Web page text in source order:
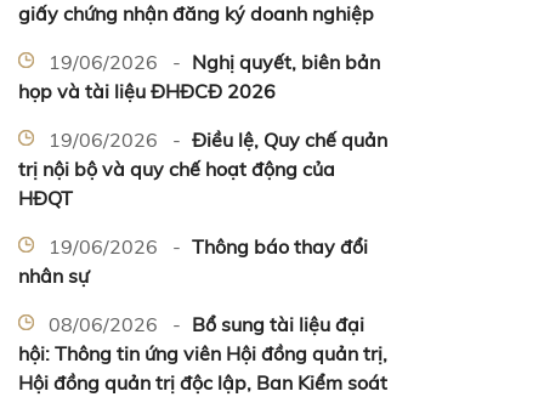
giấy chứng nhận đăng ký doanh nghiệp
19/06/2026 - Nghị quyết, biên bản
họp và tài liệu ĐHĐCĐ 2026
19/06/2026 - Điều lệ, Quy chế quản
trị nội bộ và quy chế hoạt động của
HĐQT
19/06/2026 - Thông báo thay đổi
nhân sự
08/06/2026 - Bổ sung tài liệu đại
hội: Thông tin ứng viên Hội đồng quản trị,
Hội đồng quản trị độc lập, Ban Kiểm soát